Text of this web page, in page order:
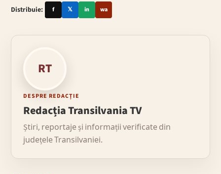
Distribuie: f 𝕏 in wa
RT
DESPRE REDACȚIE
Redacția Transilvania TV
Știri, reportaje și informații verificate din
județele Transilvaniei.